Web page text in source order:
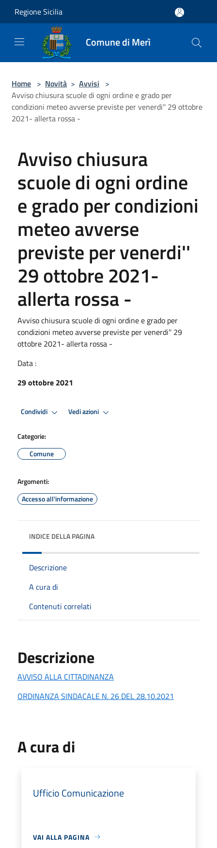
Regione Sicilia
Comune di Merì
Home > Novità > Avvisi >
Avviso chiusura scuole di ogni ordine e grado per
condizioni meteo avverse previste per venerdi'' 29 ottobre
2021- allerta rossa -
Avviso chiusura
scuole di ogni ordine
e grado per condizioni
meteo avverse
previste per venerdi''
29 ottobre 2021-
allerta rossa -
Avviso chiusura scuole di ogni ordine e grado per
condizioni meteo avverse previste per venerdi'' 29
ottobre 2021- allerta rossa -
Data :
29 ottobre 2021
Condividi Vedi azioni
Categorie:
Comune
Argomenti:
Accesso all'informazione
INDICE DELLA PAGINA
Descrizione
A cura di
Contenuti correlati
Descrizione
AVVISO ALLA CITTADINANZA
ORDINANZA SINDACALE N. 26 DEL 28.10.2021
A cura di
Ufficio Comunicazione
VAI ALLA PAGINA